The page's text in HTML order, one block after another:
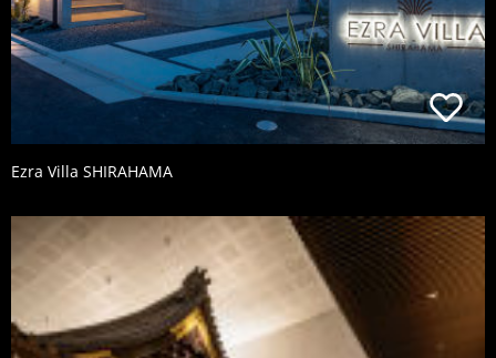
Ezra Villa SHIRAHAMA